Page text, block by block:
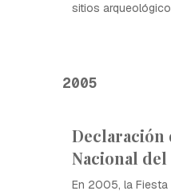
sitios
2005
Declaración
Nacional
En 2005, la